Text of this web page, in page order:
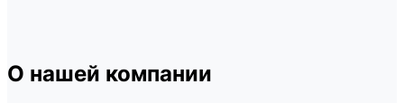
О нашей компании